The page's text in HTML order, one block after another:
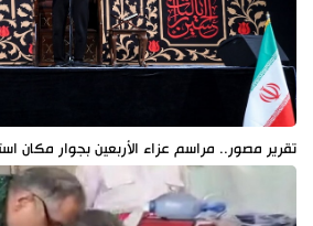
تقرير مصور.. مراسم عزاء الأربعين بجوار مكان